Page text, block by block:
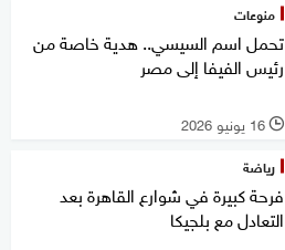
منوعات
تحمل اسم السيسي.. هدية خاصة من
رئيس الفيفا إلى مصر
l 16 يونيو 2026
رياضة
فرحة كبيرة في شوارع القاهرة بعد
التعادل مع بلجيكا